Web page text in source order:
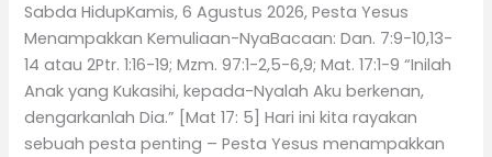
Sabda HidupKamis, 6 Agustus 2026, Pesta Yesus
Menampakkan Kemuliaan-NyaBacaan: Dan. 7:9-10,13-
14 atau 2Ptr. 1:16-19; Mzm. 97:1-2,5-6,9; Mat. 17:1-9 “Inilah
Anak yang Kukasihi, kepada-Nyalah Aku berkenan,
dengarkanlah Dia.” [Mat 17: 5] Hari ini kita rayakan
sebuah pesta penting – Pesta Yesus menampakkan